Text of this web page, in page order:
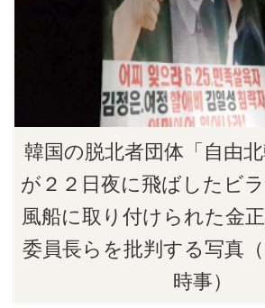
韓国の脱北者団体「自由北
が２２日夜に飛ばしたビ
風船に取り付けられた金
委員長らを批判する写真（
時事）